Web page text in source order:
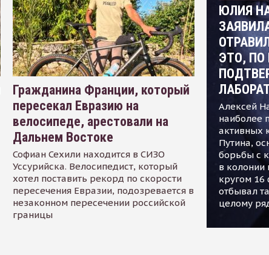
Гражданина Франции, который
пересекал Евразию на
велосипеде, арестовали на
Дальнем Востоке
Софиан Сехили находится в СИЗО
Уссурийска. Велосипедист, который
хотел поставить рекорд по скорости
пересечения Евразии, подозревается в
незаконном пересечении российской
границы
ЮЛИЯ
ЭТО, ПО
Алексей
наиболее
активных
Путина,
борьбы с
в
кругом 16
отбывал
целому